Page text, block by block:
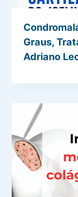
Graus,
Adriano